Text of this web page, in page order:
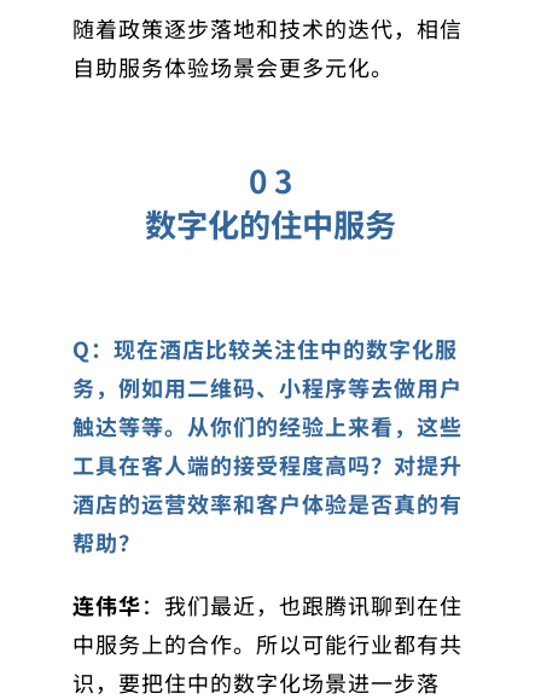
随着政策逐步落地和技术的迭代，相信
自助服务体验场景会更多元化。
0 3
数字化的住中服务
Q：现在酒店比较关注住中的数字化服
务，例如用二维码、小程序等去做用户
触达等等。从你们的经验上来看，这些
工具在客人端的接受程度高吗？对提升
酒店的运营效率和客户体验是否真的有
帮助？
连伟华：我们最近，也跟腾讯聊到在住
中服务上的合作。所以可能行业都有共
识，要把住中的数字化场景进一步落